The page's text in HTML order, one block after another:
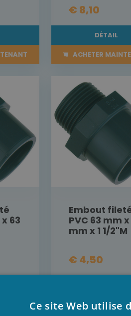
€ 8,10
DÉTAIL
ACHETER
63
Embout
PVC 63 mm
mm x 1 1/2"M
€ 4,50
ACHETER
Ce site Web utilise